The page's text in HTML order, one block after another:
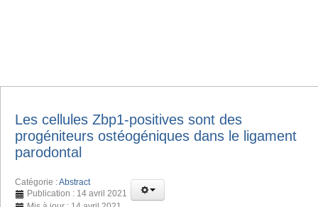
Les cellules Zbp1-positives sont des
progéniteurs ostéogéniques dans le ligament
parodontal
Catégorie :Abstract
Publication : 14 avril 2021